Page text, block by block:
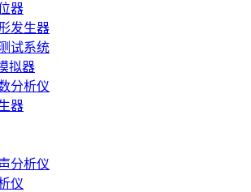
器
发生器
试系统
拟器
分析仪
器
分析仪
仪